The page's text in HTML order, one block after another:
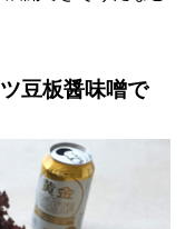
豆板醤味噌で